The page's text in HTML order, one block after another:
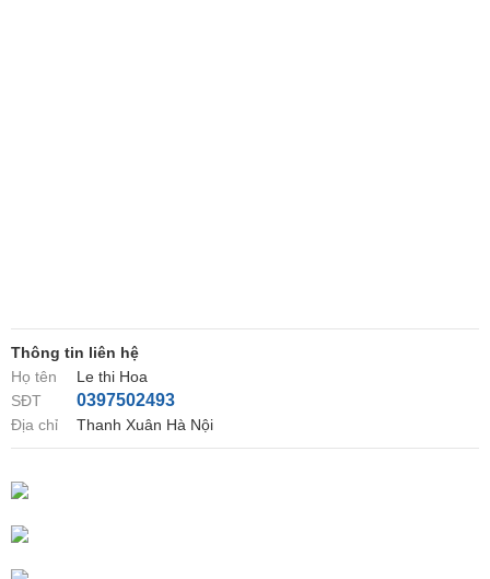
Thông tin liên hệ
Họ tên
Le thi Hoa
SĐT
0397502493
Địa chỉ Thanh Xuân Hà Nội